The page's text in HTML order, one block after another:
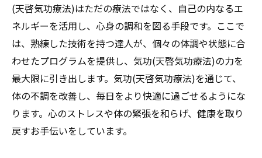
(天啓気功療法)はただの療法ではなく、自己の内なるエ
ネルギーを活用し、心身の調和を図る手段です。ここで
は、熟練した技術を持つ達人が、個々の体調や状態に合
わせたプログラムを提供し、気功(天啓気功療法)の力を
最大限に引き出します。気功(天啓気功療法)を通じて、
体の不調を改善し、毎日をより快適に過ごせるようにな
ります。心のストレスや体の緊張を和らげ、健康を取り
戻すお手伝いをしています。